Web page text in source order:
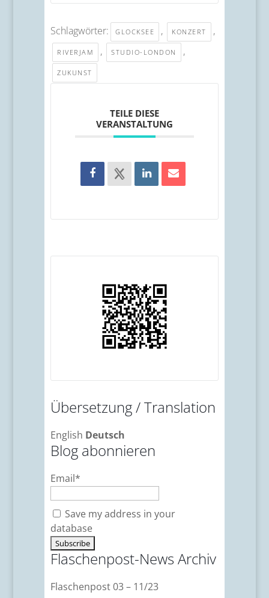
Schlagwörter: GLOCKSEE , KONZERT ,
RIVERJAM , STUDIO-LONDON ,
ZUKUNST
TEILE DIESE
VERANSTALTUNG
Übersetzung / Translation
English Deutsch
Blog abonnieren
Email*
Save my address in your
database
Flaschenpost-News Archiv
Flaschenpost 03 – 11/23